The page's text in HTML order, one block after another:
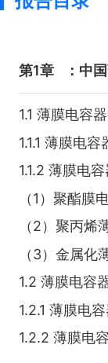
第1章 ：中
1.1 薄膜电容
1.1.1 薄膜电
1.1.2 薄膜电
（1）聚酯膜
（2）聚丙烯
（3）金属化
1.2 薄膜电容
1.2.1 薄膜电
1.2.2 薄膜电